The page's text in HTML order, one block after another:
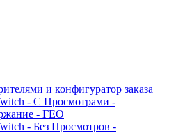
и конфигуратор заказа
- С Просмотрами -
- ГЕО
- Без Просмотров -